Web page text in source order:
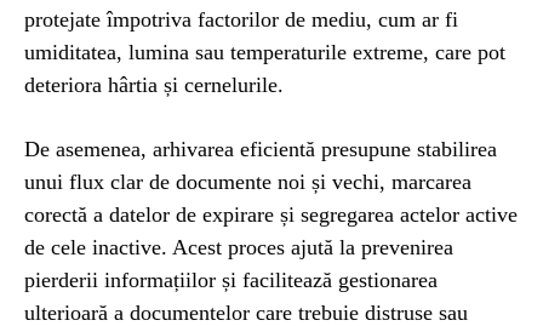
protejate împotriva factorilor de mediu, cum ar fi
umiditatea, lumina sau temperaturile extreme, care pot
deteriora hârtia și cernelurile.
De asemenea, arhivarea eficientă presupune stabilirea
unui flux clar de documente noi și vechi, marcarea
corectă a datelor de expirare și segregarea actelor active
de cele inactive. Acest proces ajută la prevenirea
pierderii informațiilor și facilitează gestionarea
ulterioară a documentelor care trebuie distruse sau